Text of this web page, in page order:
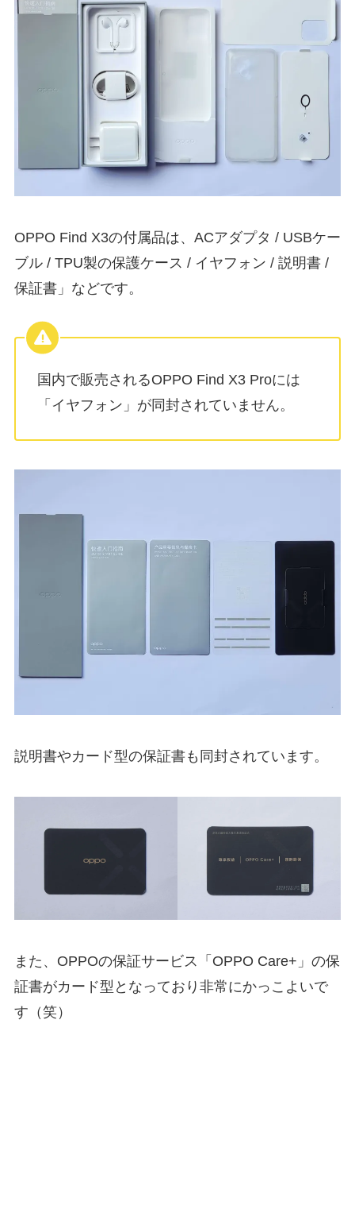
OPPO Find X3の付属品は、ACアダプタ / USBケー
ブル / TPU製の保護ケース / イヤフォン / 説明書 /
保証書」などです。
国内で販売されるOPPO Find X3 Proには
「イヤフォン」が同封されていません。
説明書やカード型の保証書も同封されています。
また、OPPOの保証サービス「OPPO Care+」の保
証書がカード型となっており非常にかっこよいで
す（笑）